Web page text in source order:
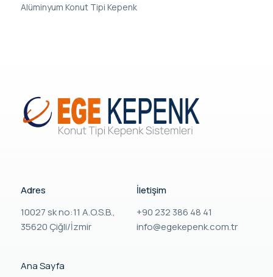
Alüminyum Konut Tipi Kepenk
Adres
10027 sk no:11 A.O.S.B.,
35620 Çiğli/İzmir
İletişim
+90 232 386 48 41
info@egekepenk.com.tr
Ana Sayfa